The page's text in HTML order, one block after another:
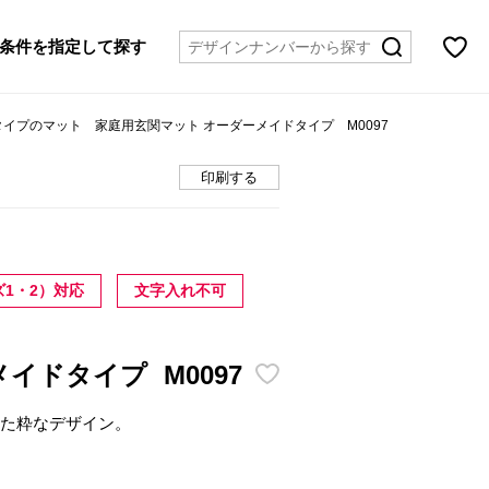
条件を指定して探す
イプのマット 家庭用玄関マット オーダーメイドタイプ M0097
印刷する
1・2）対応 文字入れ不可
イドタイプ M0097
粋なデザイン。